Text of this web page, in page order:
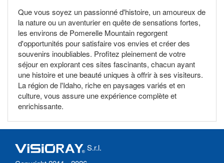
Que vous soyez un passionné d'histoire, un amoureux de
la nature ou un aventurier en quête de sensations fortes,
les environs de Pomerelle Mountain regorgent
d'opportunités pour satisfaire vos envies et créer des
souvenirs inoubliables. Profitez pleinement de votre
séjour en explorant ces sites fascinants, chacun ayant
une histoire et une beauté uniques à offrir à ses visiteurs.
La région de l'Idaho, riche en paysages variés et en
culture, vous assure une expérience complète et
enrichissante.
S.r.l.